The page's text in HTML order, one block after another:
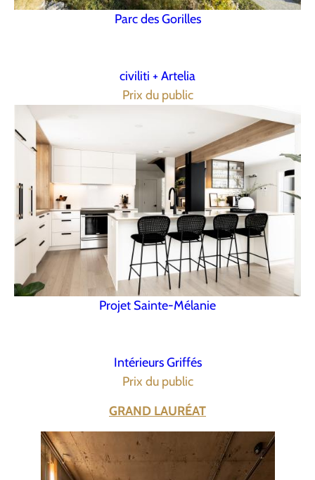
Parc des Gorilles
civiliti + Artelia
Prix du public
Projet Sainte-Mélanie
Intérieurs Griffés
Prix du public
GRAND LAURÉAT